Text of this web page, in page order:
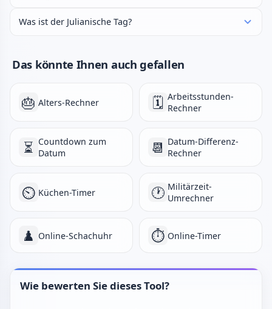
Was ist der Julianische Tag?
Das könnte Ihnen auch gefallen
🎂 Alters-Rechner 🗓️ Arbeitsstunden-
Rechner
⏳ Countdown zum
Datum
📆 Datum-Differenz-
Rechner
⏲️ Küchen-Timer 🕐 Militärzeit-
Umrechner
♟️ Online-Schachuhr ⏱️ Online-Timer
Wie bewerten Sie dieses Tool?